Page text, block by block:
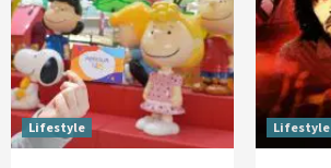
Lifestyle Lifestyle